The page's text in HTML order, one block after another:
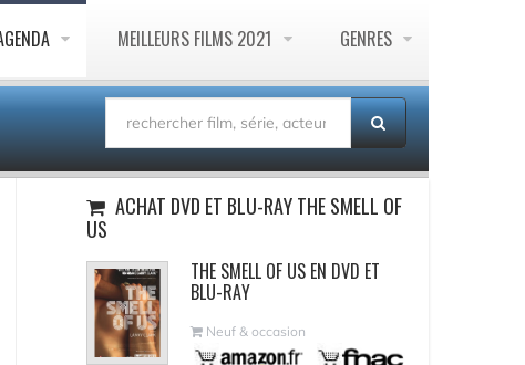
MEILLEURS FILMS 2021 GENRES
ACHAT DVD ET BLU-RAY THE SMELL OF
US
THE SMELL OF US EN DVD ET
BLU-RAY
Neuf & occasion